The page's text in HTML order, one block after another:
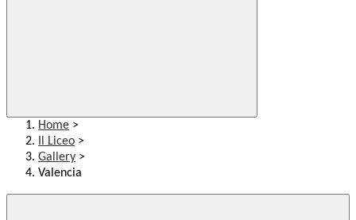
Home >
Il Liceo >
Gallery >
Valencia